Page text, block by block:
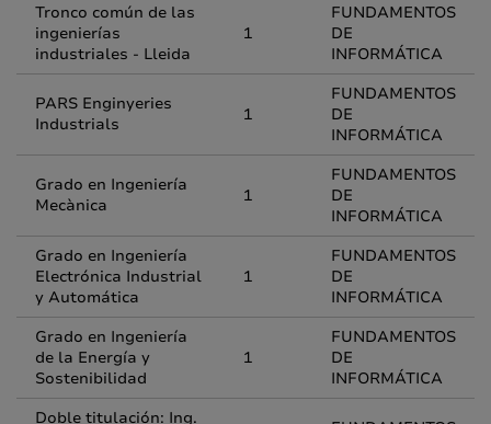
Tronco común de las
ingenierías
industriales - Lleida
1
FUNDAMENTOS
DE
INFORMÁTICA
PARS Enginyeries
Industrials
1
FUNDAMENTOS
DE
INFORMÁTICA
Grado en Ingeniería
Mecànica
1
FUNDAMENTOS
DE
INFORMÁTICA
Grado en Ingeniería
Electrónica Industrial
y Automática
1
FUNDAMENTOS
DE
INFORMÁTICA
Grado en Ingeniería
de la Energía y
Sostenibilidad
1
FUNDAMENTOS
DE
INFORMÁTICA
Doble titulación: Ing.